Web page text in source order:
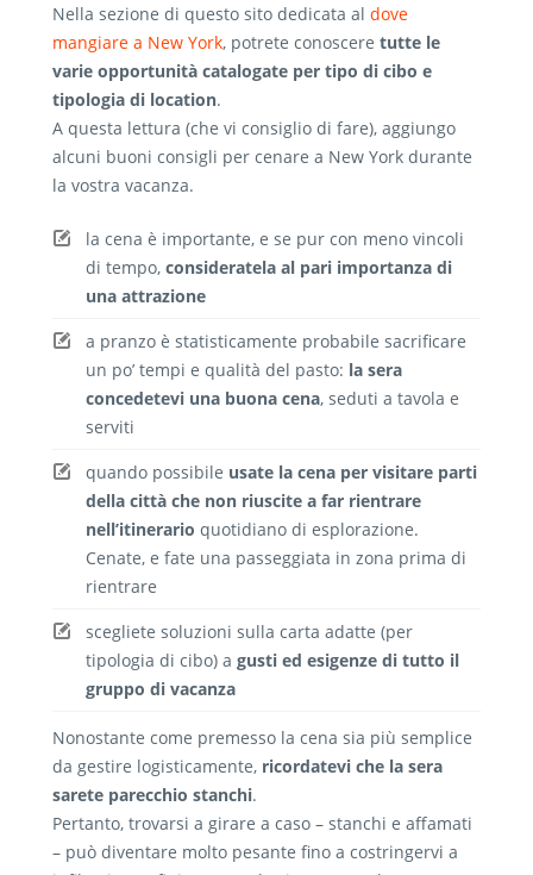
Nella sezione di questo sito dedicata al dove
mangiare a New York, potrete conoscere tutte le
varie opportunità catalogate per tipo di cibo e
tipologia di location.
A questa lettura (che vi consiglio di fare), aggiungo
alcuni buoni consigli per cenare a New York durante
la vostra vacanza.
la cena è importante, e se pur con meno vincoli
di tempo, consideratela al pari importanza di
una attrazione
a pranzo è statisticamente probabile sacrificare
un po’ tempi e qualità del pasto: la sera
concedetevi una buona cena, seduti a tavola e
serviti
quando possibile usate la cena per visitare parti
della città che non riuscite a far rientrare
nell’itinerario quotidiano di esplorazione.
Cenate, e fate una passeggiata in zona prima di
rientrare
scegliete soluzioni sulla carta adatte (per
tipologia di cibo) a gusti ed esigenze di tutto il
gruppo di vacanza
Nonostante come premesso la cena sia più semplice
da gestire logisticamente, ricordatevi che la sera
sarete parecchio stanchi.
Pertanto, trovarsi a girare a caso – stanchi e affamati
– può diventare molto pesante fino a costringervi a